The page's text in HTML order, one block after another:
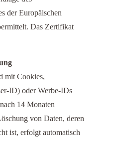
der Europäischen
Das Zertifikat
mit Cookies,
ID) oder Werbe-IDs
14 Monaten
von Daten, deren
ist, erfolgt automatisch